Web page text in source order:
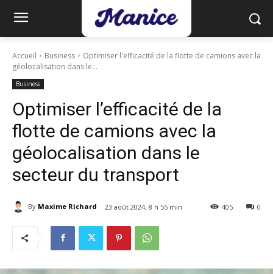
Accueil Business
Optimiser l'efficacité de la flotte de camions avec la
géolocalisation dans le...
Business
Optimiser l’efficacité de la
flotte de camions avec la
géolocalisation dans le
secteur du transport
By Maxime Richard 23 août 2024, 8 h 55 min 0
405